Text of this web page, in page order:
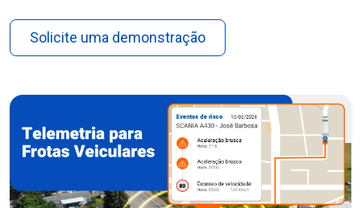
Solicite uma demonstração